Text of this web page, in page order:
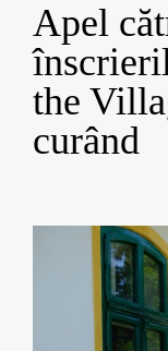
Apel
the
curând